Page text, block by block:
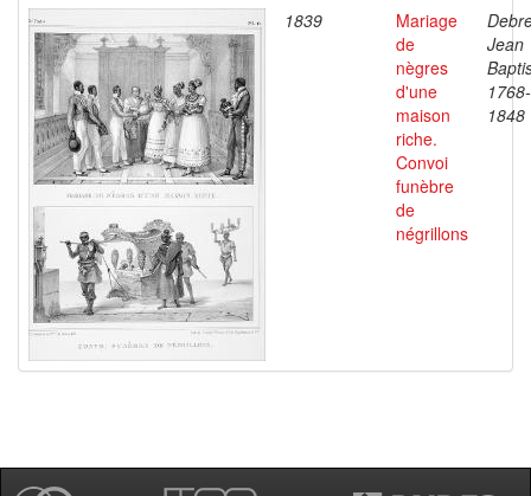
1839
Mariage
de
nègres
d'une
maison
riche.
Convoi
funèbre
de
négrillons
Jean
1768-
1848